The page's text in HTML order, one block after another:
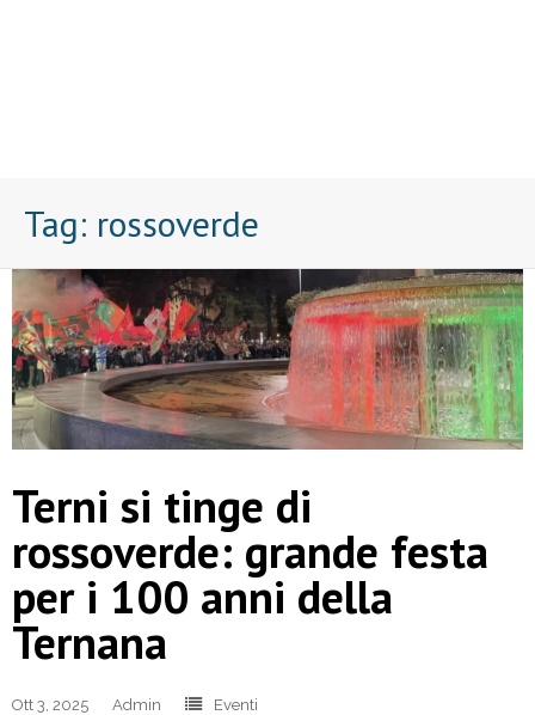
Tag: rossoverde
Terni si tinge di
rossoverde: grande festa
per i 100 anni della
Ternana
Ott 3, 2025 Admin
Eventi